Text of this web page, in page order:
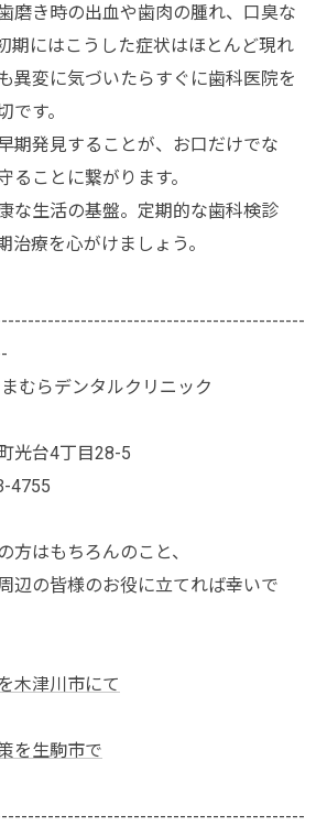
磨き時の出血や歯肉の腫れ、口臭な
期にはこうした症状はほとんど現れ
異変に気づいたらすぐに歯科医院を
です。
期発見することが、お口だけでな
ることに繋がります。
な生活の基盤。定期的な歯科検診
治療を心がけましょう。
むらデンタルクリニック
光台4丁目28-5
4755
方はもちろんのこと、
辺の皆様のお役に立てれば幸いで
木津川市にて
を生駒市で